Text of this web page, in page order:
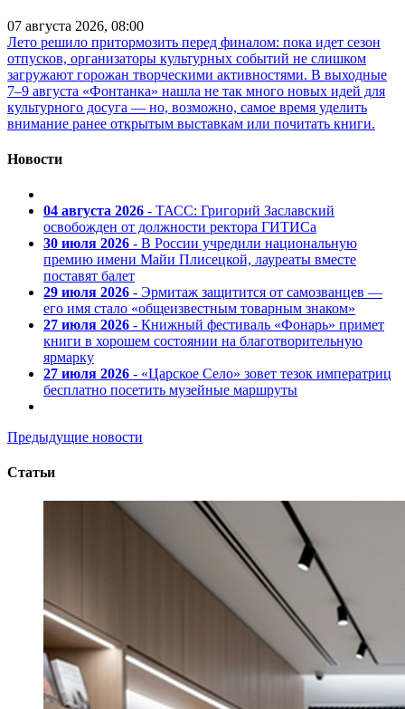
07 августа 2026, 08:00
Лето решило притормозить перед финалом: пока идет сезон
отпусков, организаторы культурных событий не слишком
загружают горожан творческими активностями. В выходные
7–9 августа «Фонтанка» нашла не так много новых идей для
культурного досуга — но, возможно, самое время уделить
внимание ранее открытым выставкам или почитать книги.
Новости
04 августа 2026 - ТАСС: Григорий Заславский
освобожден от должности ректора ГИТИСа
30 июля 2026 - В России учредили национальную
премию имени Майи Плисецкой, лауреаты вместе
поставят балет
29 июля 2026 - Эрмитаж защитится от самозванцев —
его имя стало «общеизвестным товарным знаком»
27 июля 2026 - Книжный фестиваль «Фонарь» примет
книги в хорошем состоянии на благотворительную
ярмарку
27 июля 2026 - «Царское Село» зовет тезок императриц
бесплатно посетить музейные маршруты
Предыдущие новости
Статьи